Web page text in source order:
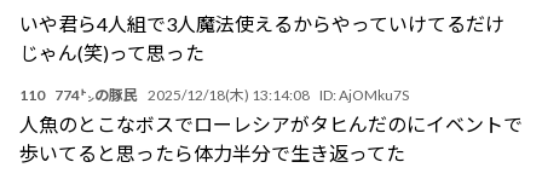
いや君ら4人組で3人魔法使えるからやっていけてるだけ
じゃん(笑)って思った
110 774㌧の豚民 2025/12/18(木) 13:14:08 ID:AjOMku7S
人魚のとこなボスでローレシアがタヒんだのにイベントで
歩いてると思ったら体力半分で生き返ってた